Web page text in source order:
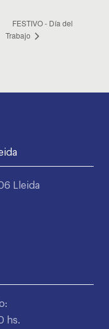
FESTIVO - Día del
Trabajo
Lleida
hs.